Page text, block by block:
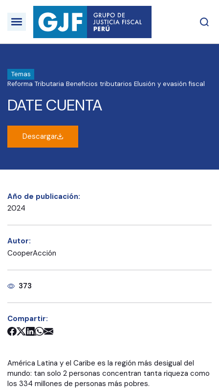
Temas
Reforma Tributaria Beneficios tributarios Elusión y evasión fiscal
DATE CUENTA
Descargar
Año de publicación:
2024
Autor:
CooperAcción
373
Compartir:
América Latina y el Caribe es la región más desigual del
mundo: tan solo 2 personas concentran tanta riqueza como
los 334 millones de personas más pobres.